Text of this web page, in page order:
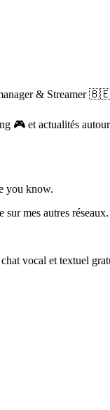
manager &
et actualités
you know.
mes autres
vocal et textuel